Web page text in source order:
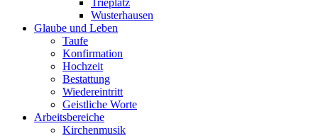
Trieplatz
Wusterhausen
Glaube und Leben
Taufe
Konfirmation
Hochzeit
Bestattung
Wiedereintritt
Geistliche Worte
Arbeitsbereiche
Kirchenmusik